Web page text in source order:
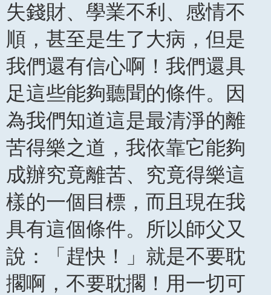
失錢財、學業不利、感情不
順，甚至是生了大病，但是
我們還有信心啊！我們還具
足這些能夠聽聞的條件。因
為我們知道這是最清淨的離
苦得樂之道，我依靠它能夠
成辦究竟離苦、究竟得樂這
樣的一個目標，而且現在我
具有這個條件。所以師父又
說：「趕快！」就是不要耽
擱啊，不要耽擱！用一切可